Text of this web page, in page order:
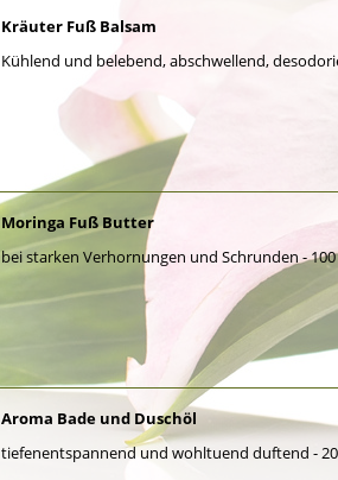
Kräuter Fuß Balsam
Kühlend und belebend, abschwellend,
Moringa Fuß Butter
bei starken Verhornungen und Schrunden -
Aroma Bade und Duschöl
tiefenentspannend und wohltuend duftend -